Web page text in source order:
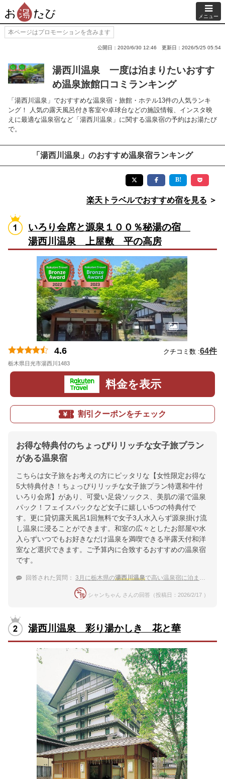
メニュー
本ページはプロモーションを含みます
公開日：2020/6/30 12:46 更新日：2026/5/25 05:54
湯西川温泉 一度は泊まりたいおすす
め温泉旅館口コミランキング
「湯西川温泉」でおすすめな温泉宿・旅館・ホテル13件の人気ランキ
ング！ 人気の露天風呂付き客室や卓球台などの施設情報、インスタ映
えに最適な温泉宿など「湯西川温泉」に関する温泉宿の予約はお湯たび
で。
「湯西川温泉」のおすすめ温泉宿ランキング
楽天トラベルでおすすめ宿を見る ＞
いろり会席と源泉１００％秘湯の宿
湯西川温泉 上屋敷 平の高房
4.6 クチコミ数 :64件
栃木県日光市湯西川1483
料金を表示
割引クーポンをチェック
お得な特典付のちょっぴりリッチな女子旅プラン
がある温泉宿
こちらは女子旅をお考えの方にピッタリな【女性限定お得な
5大特典付き！ちょっぴりリッチな女子旅プラン特選和牛付
いろり会席】があり、可愛い足袋ソックス、美肌の湯で温泉
パック！フェイスパックなど女子に嬉しい5つの特典付で
す。更に貸切露天風呂1回無料で女子3人水入らず源泉掛け流
し温泉に浸ることができます。和室の広々としたお部屋や水
入らずいつでもお好きなだけ温泉を満喫できる半露天付和洋
室など選択できます。ご予算内に合致するおすすめの温泉宿
です。
回答された質問： 3月に栃木県の湯西川温泉で高い温泉宿に泊まりたいです。
シャンちゃん さんの回答（投稿日：2026/2/17 ）
湯西川温泉 彩り湯かしき 花と華